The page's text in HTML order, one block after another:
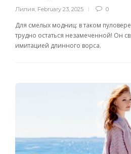
Лилия February 23, 2025 0
Для смелых модниц: в таком
трудно остаться незамеченной! Он
имитацией длинного ворса.